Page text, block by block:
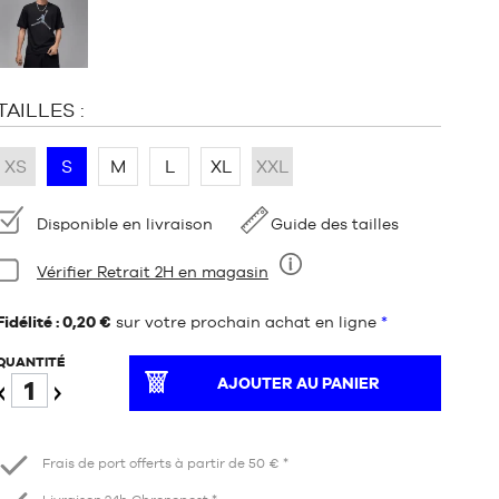
:
XS S M L XL XXL
Disponible en livraison Guide des tailles
Vérifier Retrait 2H en magasin
: 0,20 € sur votre prochain achat en ligne *
AJOUTER AU PANIER
Frais de port offerts à partir de 50 € *